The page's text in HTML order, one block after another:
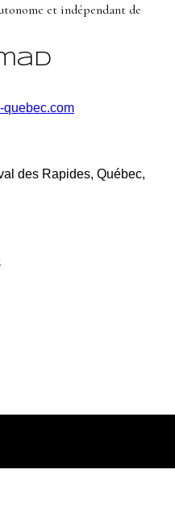
et indépendant de
quebec.com
des Rapides, Québec,